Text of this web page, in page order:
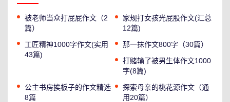
被老师当众打屁屁作文（2
篇）
家规打女孩光屁股作文(汇总
12篇)
工匠精神1000字作文(实用
43篇)
那一抹作文800字（30篇）
打赌输了被男生体作文1000
字(8篇)
公主书房挨板子的作文精选
8篇
探索母亲的桃花源作文（通
用20篇）